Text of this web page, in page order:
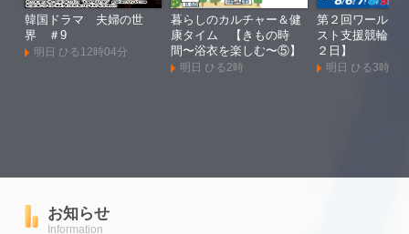
韓国ドラマ 夫婦の世
界 ＃9
明日 ひる12時04分
暮らしのカルチャー＆健
康タイム 【きもの時
間〜浴衣を楽しむ〜⑤】
明日 ひる2時
第２回ワールド
スト支援競輪
２日】
明日 ひる3時
お知らせ
Information